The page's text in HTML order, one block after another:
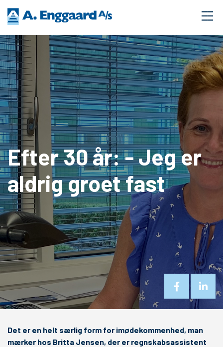
Efter 30 år: - Jeg er
aldrig groet fast
Det er en helt særlig form for imødekommenhed, man
mærker hos Britta Jensen, der er regnskabsassistent